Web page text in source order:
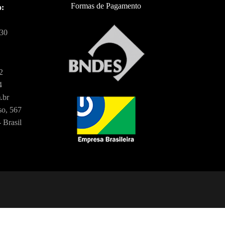
567
Brasil
Formas de Pagamento